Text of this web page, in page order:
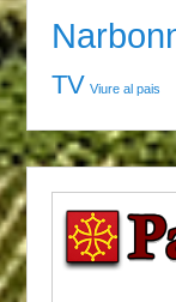
TV Viure al pais